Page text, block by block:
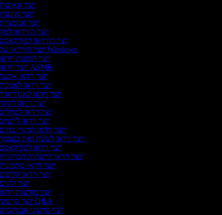
יוצר
יוצר
יוצר
יוצר הווידאו
יוצר הווידאו
יוצר הווידאו של Windows
יוצר הזמנות
יוצר וידאו ASMR
יוצר וידאו
יוצר וידאו
יוצר וידאו
יוצר וידאו
יוצר וידאו
יוצר וידאו
יוצר וידאו לסיורי
יוצר וידאו לעשה זאת
יוצר וידאו
יוצר וידאו לרשתות
יוצר וידאו
יוצר וידאו
יוצר
יוצר מודעות
יוצר סרטוני Q&A
יוצר סרטוני